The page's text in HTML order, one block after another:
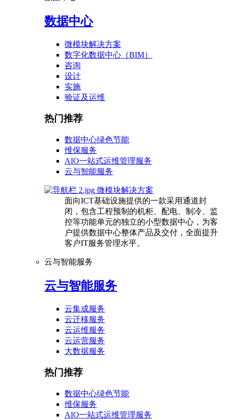
数据中心
微模块解决方案
数字化数据中心（BIM）
咨询
设计
实施
验证及运维
热门推荐
数据中心绿色节能
维保服务
AIO一站式运维管理服务
云与智能服务
微模块解决方案
面向ICT基础设施提供的一款采用通道封
闭，包含工程预制的机柜、配电、制冷、监
控等功能单元的独立的小型数据中心，为客
户提供数据中心整体产品及交付，全面提升
客户IT服务管理水平。
云与智能服务
云与智能服务
云集成服务
云迁移服务
云运维服务
云运营服务
大数据服务
热门推荐
数据中心绿色节能
维保服务
AIO一站式运维管理服务